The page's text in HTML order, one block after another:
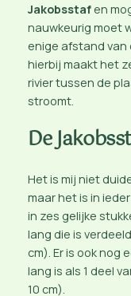
Jakobsstaf en
nauwkeurig moet
enige afstand
hierbij maakt het
rivier tussen de
stroomt.
De
Het is mij niet
maar het is in
in zes gelijke
lang die is
cm). Er is ook nog
lang is als 1 deel
10 cm).